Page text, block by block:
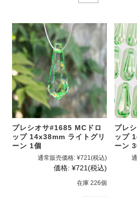
プレシオサ#1685 MCドロ
ップ 14x38mm ライトグリ
ーン 1個
通常販売価格: ¥721(税込)
価格: ¥721(税込)
在庫 226個
プレ
ップ
ーン